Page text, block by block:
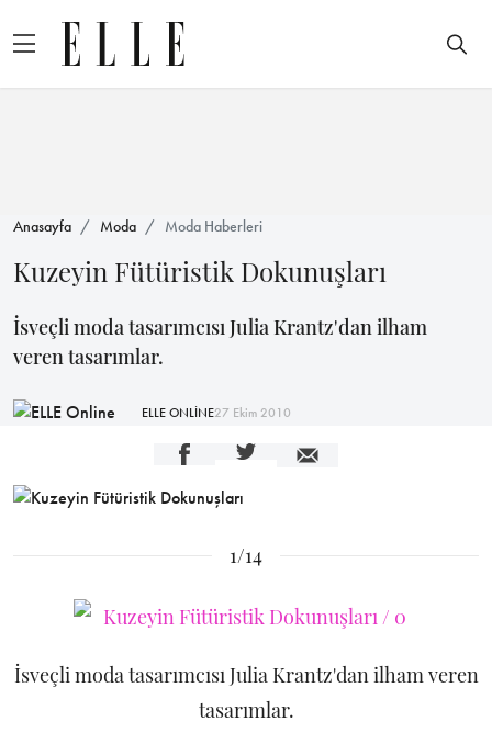
Anasayfa Moda Moda Haberleri
Kuzeyin Fütüristik Dokunuşları
İsveçli moda tasarımcısı Julia Krantz'dan ilham
veren tasarımlar.
ELLE ONLİNE27 Ekim 2010
1/14
İsveçli moda tasarımcısı Julia Krantz'dan ilham veren
tasarımlar.